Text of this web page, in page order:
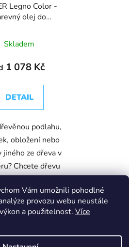
Vám umožnili pohodlné
provozu webu neustále
a použitelnost. Více
Legno Color -
olej do
Skladem
1 078 Kč
DETAIL
podlahu,
obložení nebo
jiného ze dřeva v
Chcete dřevu
nádech, nebo
dřevu nový
Barevný olej
Legno...